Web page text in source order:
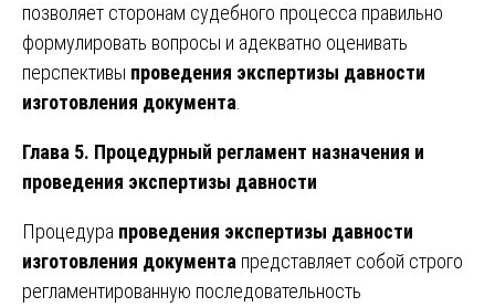
позволяет сторонам судебного процесса правильно
формулировать вопросы и адекватно оценивать
перспективы проведения экспертизы давности
изготовления документа
Глава 5. Процедурный регламент назначения и
проведения экспертизы давности
Процедура проведения экспертизы давности
изготовления документа представляет собой строго
регламентированную последовательность